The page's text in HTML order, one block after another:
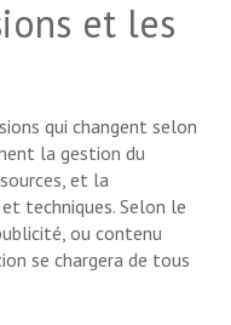
et les
qui changent selon
la gestion du
et la
techniques. Selon le
ou contenu
se chargera de tous